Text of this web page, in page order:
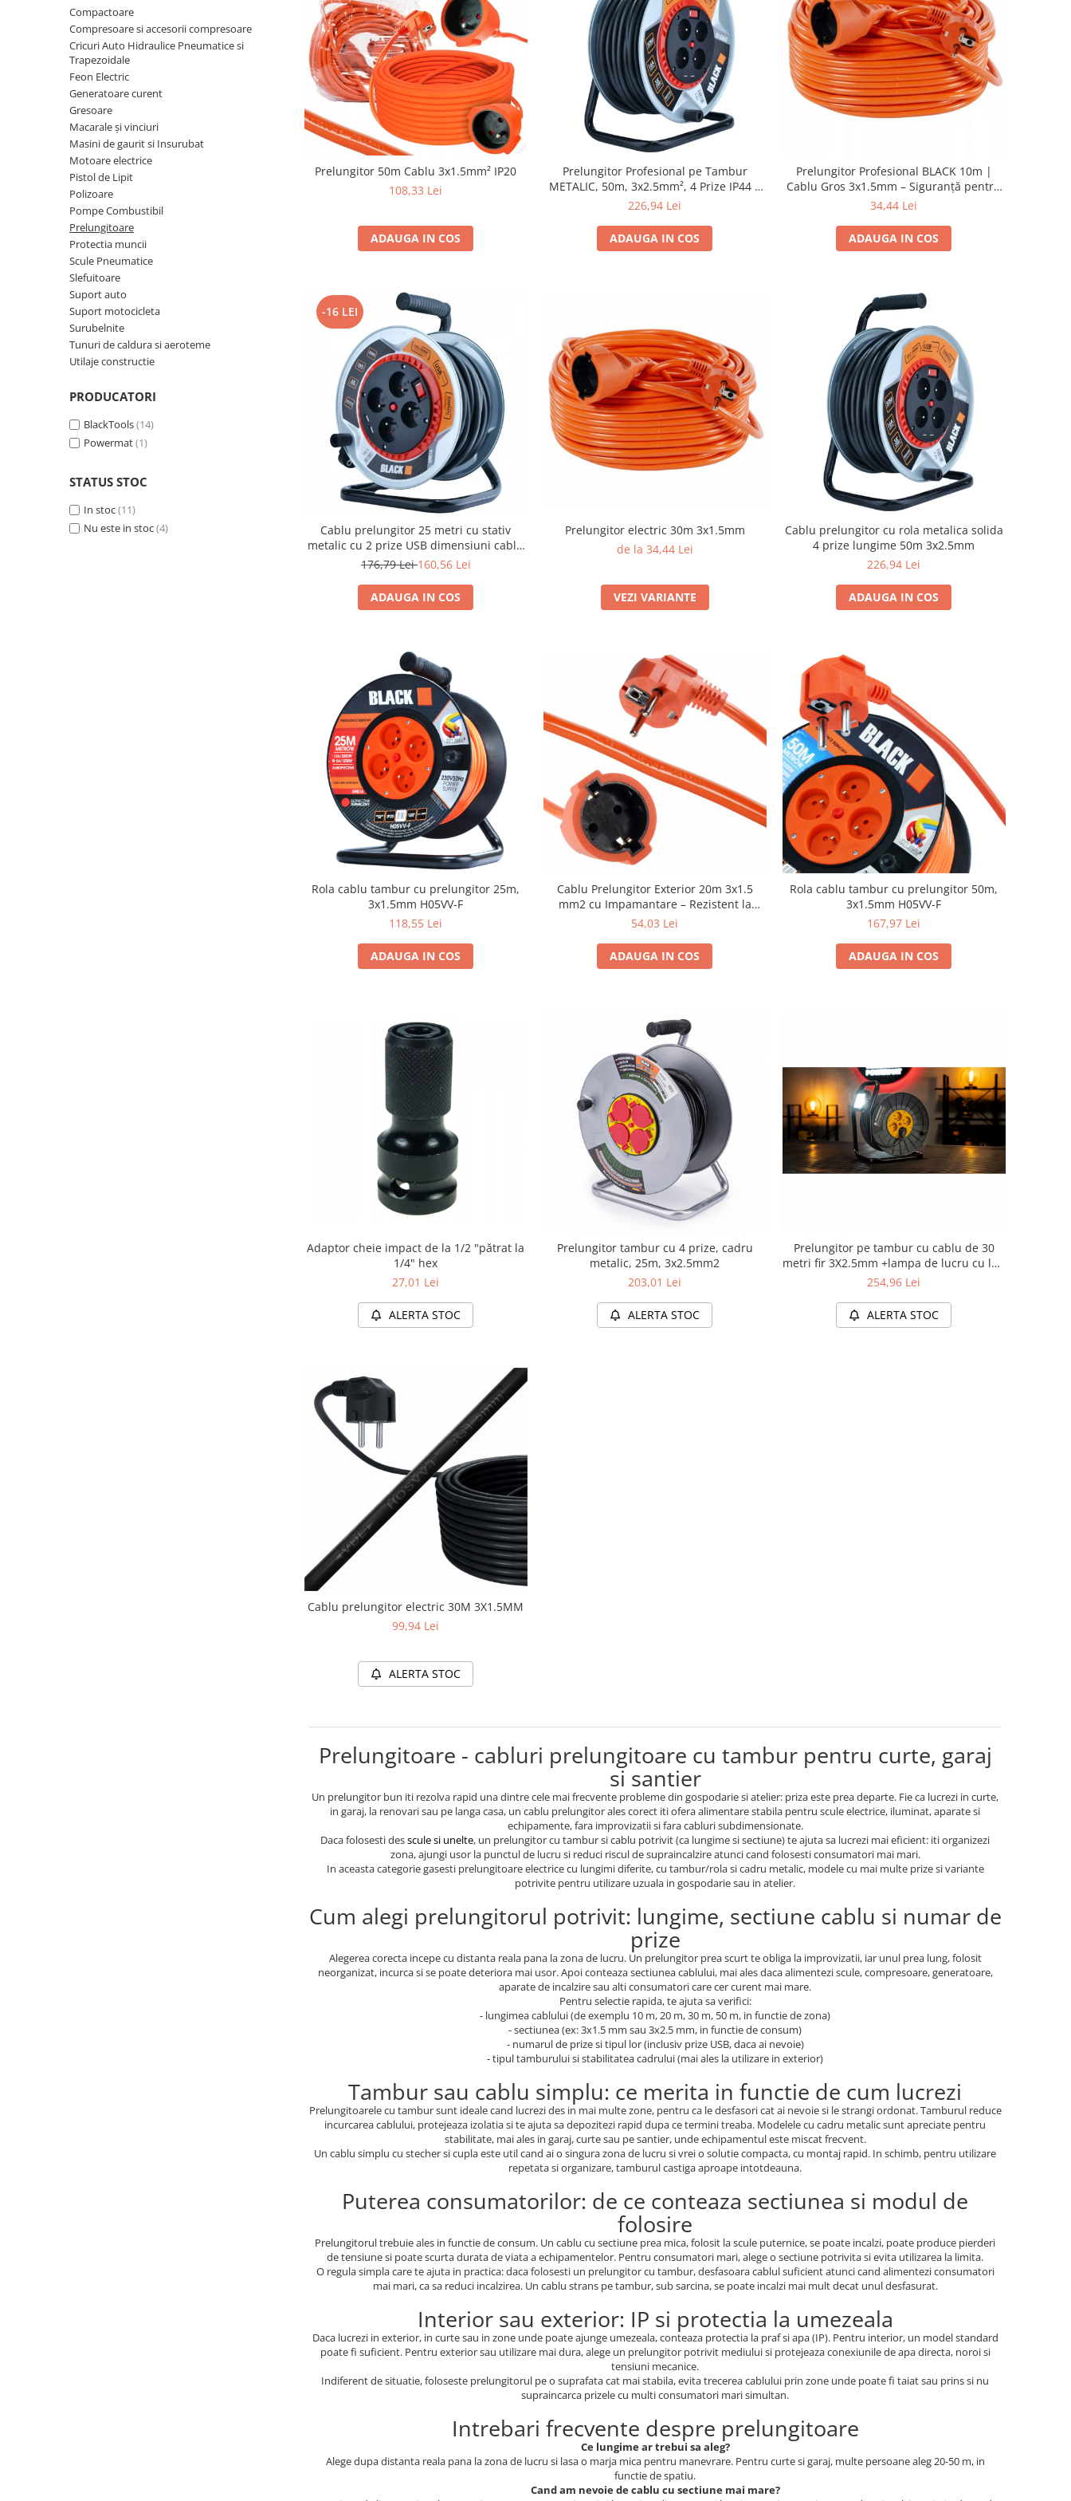
compresoare
Cricuri Auto Hidraulice
Pneumatice si Trapezoidale
Cricuri hidraulice
Cricuri pneumatice
Cricuri trapezoidale
Feon Electric
Generatoare curent
Macarale și vinciuri
Masini de gaurit si Insurubat
Motoare electrice
Pistol de Lipit
Pompe Combustibil
Prelungitoare
Scule Pneumatice
Slefuitoare
Suport auto
Suport motocicleta
Surubelnite
Tunuri de caldura si aeroteme
Motocositoare si Motosape
Nivela laser
Pistol de vopsit
Rotopercutoare si bormasini
Taiat gresie si faianta
Ventilatoare radiatoare
umidificatoare
Compactoare
Compresoare si accesorii compresoare
Cricuri Auto Hidraulice Pneumatice si
Trapezoidale
Feon Electric
Generatoare curent
Gresoare
Macarale și vinciuri
Masini de gaurit si Insurubat
Motoare electrice
Pistol de Lipit
Polizoare
Pompe Combustibil
Prelungitoare
Protectia muncii
Scule Pneumatice
Slefuitoare
Suport auto
Suport motocicleta
Surubelnite
Tunuri de caldura si aeroteme
Utilaje constructie
PRODUCATORI
BlackTools(14)
Powermat(1)
STATUS STOC
In stoc(11)
Nu este in stoc(4)
Prelungitor 50m Cablu 3x1.5mm² IP20
108,33 Lei
ADAUGA IN COS
Prelungitor Profesional pe Tambur
METALIC, 50m, 3x2.5mm², 4 Prize IP44 +
2x USB,
226,94 Lei
ADAUGA IN COS
Prelungitor Profesional BLACK 10m |
Cablu Gros 3x1.5mm – Siguranță pentru
Scule de Putere
34,44 Lei
ADAUGA IN COS
-16 LEI
Cablu prelungitor 25 metri cu stativ
metalic cu 2 prize USB dimensiuni cablu
3 x 2,5 mm
176,79 Lei160,56 Lei
ADAUGA IN COS
Prelungitor electric 30m 3x1.5mm
de la 34,44 Lei
VEZI VARIANTE
Cablu prelungitor cu rola metalica solida
4 prize lungime 50m 3x2.5mm
226,94 Lei
ADAUGA IN COS
Rola cablu tambur cu prelungitor 25m,
3x1.5mm H05VV-F
118,55 Lei
ADAUGA IN COS
Cablu Prelungitor Exterior 20m 3x1.5
mm2 cu Impamantare – Rezistent la
Intemperii, Gradina si Constructii
54,03 Lei
ADAUGA IN COS
Rola cablu tambur cu prelungitor 50m,
3x1.5mm H05VV-F
167,97 Lei
ADAUGA IN COS
Adaptor cheie impact de la 1/2 "pătrat la
1/4" hex
27,01 Lei
ALERTA STOC
Prelungitor tambur cu 4 prize, cadru
metalic, 25m, 3x2.5mm2
203,01 Lei
ALERTA STOC
Prelungitor pe tambur cu cablu de 30
metri fir 3X2.5mm +lampa de lucru cu led
20W
254,96 Lei
ALERTA STOC
Cablu prelungitor electric 30M 3X1.5MM
99,94 Lei
ALERTA STOC
Prelungitoare - cabluri prelungitoare cu tambur pentru curte, garaj
si santier
Un prelungitor bun iti rezolva rapid una dintre cele mai frecvente probleme din gospodarie si atelier: priza este prea departe. Fie ca lucrezi in curte,
in garaj, la renovari sau pe langa casa, un cablu prelungitor ales corect iti ofera alimentare stabila pentru scule electrice, iluminat, aparate si
echipamente, fara improvizatii si fara cabluri subdimensionate.
Daca folosesti desscule si unelte, un prelungitor cu tambur si cablu potrivit (ca lungime si sectiune) te ajuta sa lucrezi mai eficient: iti organizezi
zona, ajungi usor la punctul de lucru si reduci riscul de supraincalzire atunci cand folosesti consumatori mai mari.
In aceasta categorie gasesti prelungitoare electrice cu lungimi diferite, cu tambur/rola si cadru metalic, modele cu mai multe prize si variante
potrivite pentru utilizare uzuala in gospodarie sau in atelier.
Cum alegi prelungitorul potrivit: lungime, sectiune cablu si numar de
prize
Alegerea corecta incepe cu distanta reala pana la zona de lucru. Un prelungitor prea scurt te obliga la improvizatii, iar unul prea lung, folosit
neorganizat, incurca si se poate deteriora mai usor. Apoi conteaza sectiunea cablului, mai ales daca alimentezi scule, compresoare, generatoare,
aparate de incalzire sau alti consumatori care cer curent mai mare.
Pentru selectie rapida, te ajuta sa verifici:
- lungimea cablului (de exemplu 10 m, 20 m, 30 m, 50 m, in functie de zona)
- sectiunea (ex: 3x1.5 mm sau 3x2.5 mm, in functie de consum)
- numarul de prize si tipul lor (inclusiv prize USB, daca ai nevoie)
- tipul tamburului si stabilitatea cadrului (mai ales la utilizare in exterior)
Tambur sau cablu simplu: ce merita in functie de cum lucrezi
Prelungitoarele cu tambur sunt ideale cand lucrezi des in mai multe zone, pentru ca le desfasori cat ai nevoie si le strangi ordonat. Tamburul reduce
incurcarea cablului, protejeaza izolatia si te ajuta sa depozitezi rapid dupa ce termini treaba. Modelele cu cadru metalic sunt apreciate pentru
stabilitate, mai ales in garaj, curte sau pe santier, unde echipamentul este miscat frecvent.
Un cablu simplu cu stecher si cupla este util cand ai o singura zona de lucru si vrei o solutie compacta, cu montaj rapid. In schimb, pentru utilizare
repetata si organizare, tamburul castiga aproape intotdeauna.
Puterea consumatorilor: de ce conteaza sectiunea si modul de
folosire
Prelungitorul trebuie ales in functie de consum. Un cablu cu sectiune prea mica, folosit la scule puternice, se poate incalzi, poate produce pierderi
de tensiune si poate scurta durata de viata a echipamentelor. Pentru consumatori mari, alege o sectiune potrivita si evita utilizarea la limita.
O regula simpla care te ajuta in practica: daca folosesti un prelungitor cu tambur, desfasoara cablul suficient atunci cand alimentezi consumatori
mai mari, ca sa reduci incalzirea. Un cablu strans pe tambur, sub sarcina, se poate incalzi mai mult decat unul desfasurat.
Interior sau exterior: IP si protectia la umezeala
Daca lucrezi in exterior, in curte sau in zone unde poate ajunge umezeala, conteaza protectia la praf si apa (IP). Pentru interior, un model standard
poate fi suficient. Pentru exterior sau utilizare mai dura, alege un prelungitor potrivit mediului si protejeaza conexiunile de apa directa, noroi si
tensiuni mecanice.
Indiferent de situatie, foloseste prelungitorul pe o suprafata cat mai stabila, evita trecerea cablului prin zone unde poate fi taiat sau prins si nu
supraincarca prizele cu multi consumatori mari simultan.
Intrebari frecvente despre prelungitoare
Ce lungime ar trebui sa aleg?
Alege dupa distanta reala pana la zona de lucru si lasa o marja mica pentru manevrare. Pentru curte si garaj, multe persoane aleg 20-50 m, in
functie de spatiu.
Cand am nevoie de cablu cu sectiune mai mare?